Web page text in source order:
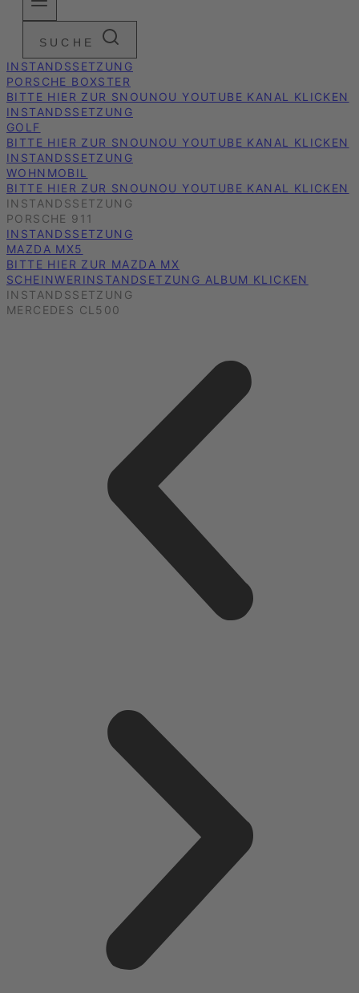
SUCHE
INSTANDSSETZUNG
PORSCHE BOXSTER
BITTE HIER ZUR SNOUNOU YOUTUBE KANAL KLICKEN
INSTANDSSETZUNG
GOLF
BITTE HIER ZUR SNOUNOU YOUTUBE KANAL KLICKEN
INSTANDSSETZUNG
WOHNMOBIL
BITTE HIER ZUR SNOUNOU YOUTUBE KANAL KLICKEN
INSTANDSSETZUNG
PORSCHE 911
INSTANDSSETZUNG
MAZDA MX5
BITTE HIER ZUR MAZDA MX
SCHEINWERINSTANDSETZUNG ALBUM KLICKEN
INSTANDSSETZUNG
MERCEDES CL500